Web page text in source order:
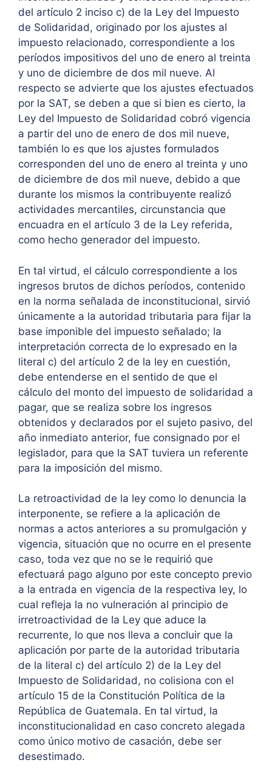
del artículo 2 inciso c) de la Ley del Impuesto
de Solidaridad, originado por los ajustes al
impuesto relacionado, correspondiente a los
períodos impositivos del uno de enero al treinta
y uno de diciembre de dos mil nueve. Al
respecto se advierte que los ajustes efectuados
por la SAT, se deben a que si bien es cierto, la
Ley del Impuesto de Solidaridad cobró vigencia
a partir del uno de enero de dos mil nueve,
también lo es que los ajustes formulados
corresponden del uno de enero al treinta y uno
de diciembre de dos mil nueve, debido a que
durante los mismos la contribuyente realizó
actividades mercantiles, circunstancia que
encuadra en el artículo 3 de la Ley referida,
como hecho generador del impuesto.
En tal virtud, el cálculo correspondiente a los
ingresos brutos de dichos períodos, contenido
en la norma señalada de inconstitucional, sirvió
únicamente a la autoridad tributaria para fijar la
base imponible del impuesto señalado; la
interpretación correcta de lo expresado en la
literal c) del artículo 2 de la ley en cuestión,
debe entenderse en el sentido de que el
cálculo del monto del impuesto de solidaridad a
pagar, que se realiza sobre los ingresos
obtenidos y declarados por el sujeto pasivo, del
año inmediato anterior, fue consignado por el
legislador, para que la SAT tuviera un referente
para la imposición del mismo.
La retroactividad de la ley como lo denuncia la
interponente, se refiere a la aplicación de
normas a actos anteriores a su promulgación y
vigencia, situación que no ocurre en el presente
caso, toda vez que no se le requirió que
efectuará pago alguno por este concepto previo
a la entrada en vigencia de la respectiva ley, lo
cual refleja la no vulneración al principio de
irretroactividad de la Ley que aduce la
recurrente, lo que nos lleva a concluir que la
aplicación por parte de la autoridad tributaria
de la literal c) del artículo 2) de la Ley del
Impuesto de Solidaridad, no colisiona con el
artículo 15 de la Constitución Política de la
República de Guatemala. En tal virtud, la
inconstitucionalidad en caso concreto alegada
como único motivo de casación, debe ser
desestimado.